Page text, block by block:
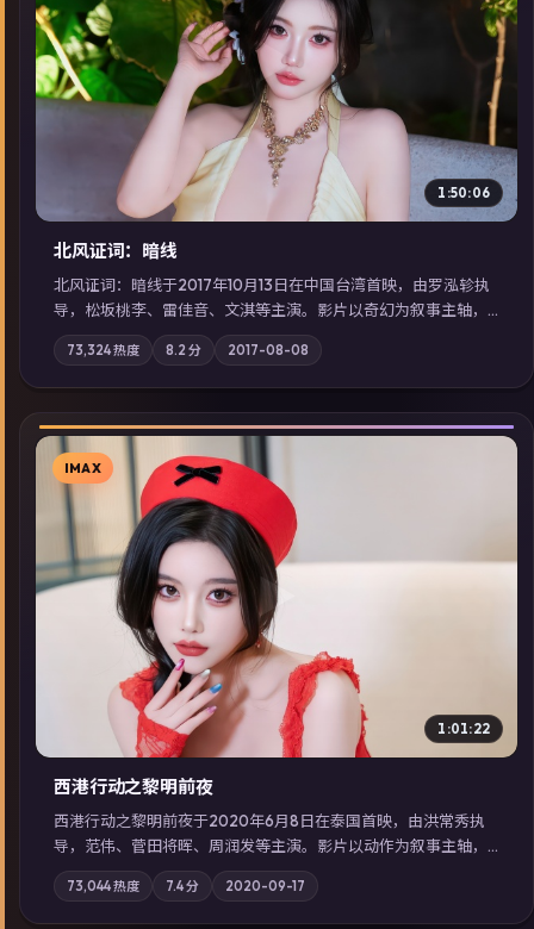
▶
1:50:06
北风证词：暗线
北风证词：暗线于2017年10月13日在中国台湾首映，由罗泓轸执
导，松坂桃李、雷佳音、文淇等主演。影片以奇幻为叙事主轴，
旧案重提，真相与谎言在同一条时间线上交锋；摄影与配乐强化
地域气质；站内亦可通过「国产免费观看高清电视剧在线看」延
展检索同类型高分佳作，畅享高清在线追剧体验。
73,324热度 8.2 分 2017-08-08
▶
IMAX
1:01:22
西港行动之黎明前夜
西港行动之黎明前夜于2020年6月8日在泰国首映，由洪常秀执
导，范伟、菅田将晖、周润发等主演。影片以动作为叙事主轴，
亲情与职责必须在倒计时结束前做出抉择；摄影与配乐强化地域
气质；站内亦可通过「国产免费观看高清电视剧在线看」延展检
索同类型高分佳作，畅享高清在线追剧体验。
73,044热度 7.4分 2020-09-17